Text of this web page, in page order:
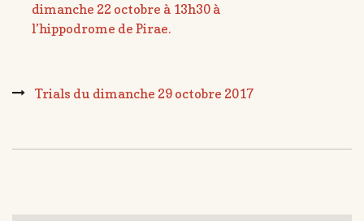
dimanche 22 octobre à 13h30 à
l’hippodrome de Pirae.
Trials du dimanche 29 octobre 2017